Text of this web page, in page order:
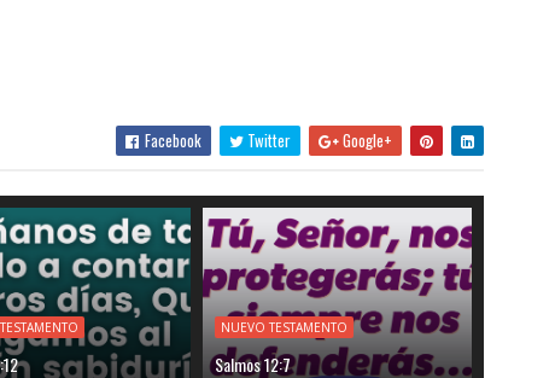
Facebook Twitter Google+
NUEVO TESTAMENTO
Salmos 12:7